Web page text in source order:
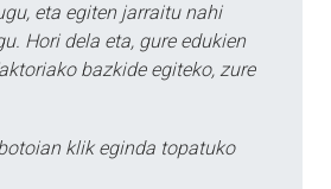
eta egiten jarraitu nahi
Hori dela eta, gure edukien
bazkide egiteko, zure
klik eginda topatuko